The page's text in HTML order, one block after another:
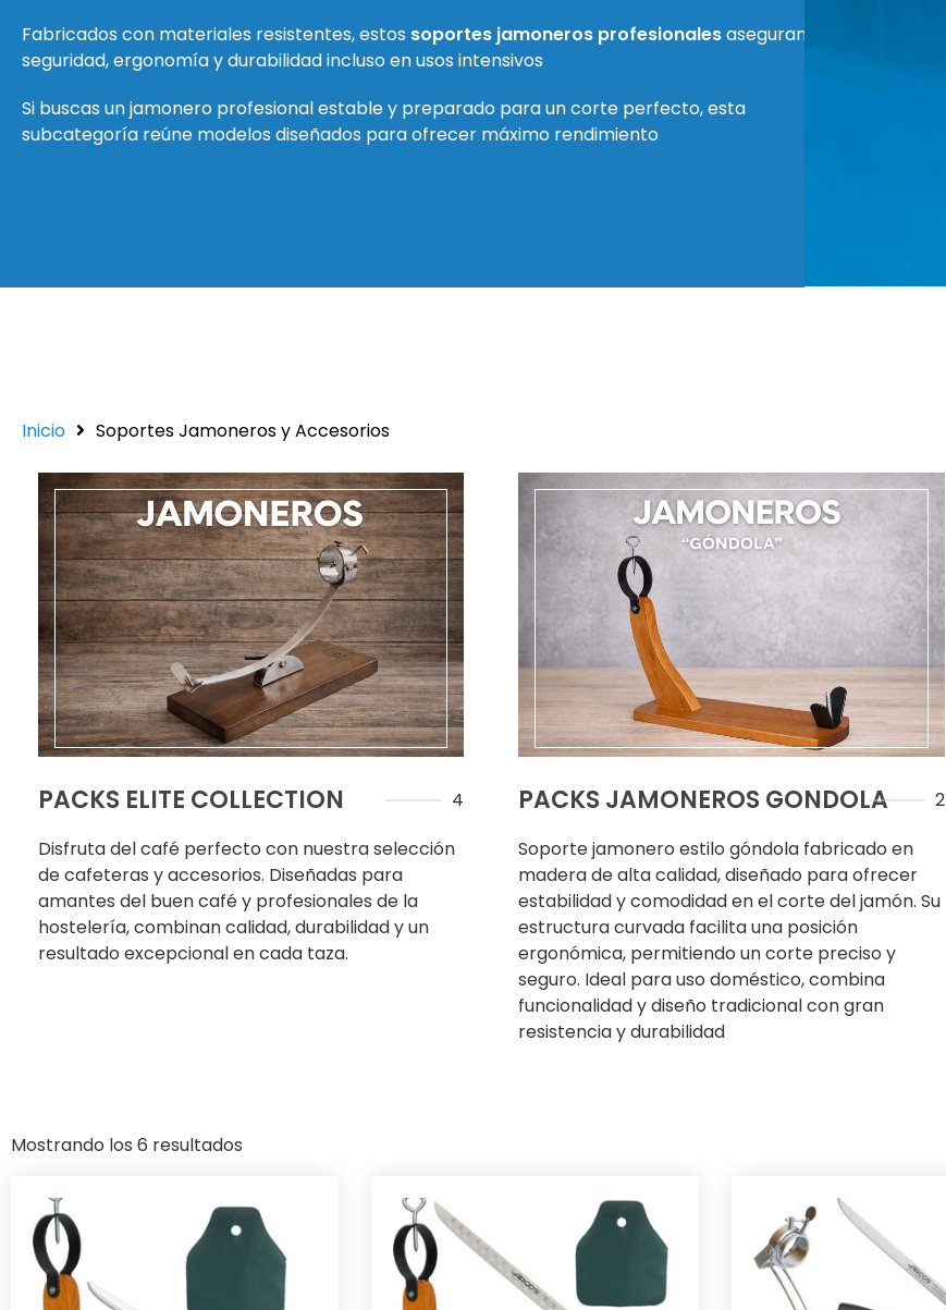
Fabricados con materiales resistentes, estos soportes jamoneros profesionalesaseguran
seguridad, ergonomía y durabilidad incluso en usos intensivos
Si buscas un jamonero profesional estable y preparado para un corte perfecto, esta
subcategoría reúne modelos diseñados para ofrecer máximo rendimiento
Inicio Soportes Jamoneros y Accesorios
PACKS ELITE COLLECTION
4
Disfruta del café perfecto con nuestra selección
de cafeteras y accesorios. Diseñadas para
amantes del buen café y profesionales de la
hostelería, combinan calidad, durabilidad y un
resultado excepcional en cada taza.
PACKS JAMONEROS GONDOLA
2
Soporte jamonero estilo góndola fabricado en
madera de alta calidad, diseñado para ofrecer
estabilidad y comodidad en el corte del jamón. Su
estructura curvada facilita una posición
ergonómica, permitiendo un corte preciso y
seguro. Ideal para uso doméstico, combina
funcionalidad y diseño tradicional con gran
resistencia y durabilidad
Mostrando los 6 resultados